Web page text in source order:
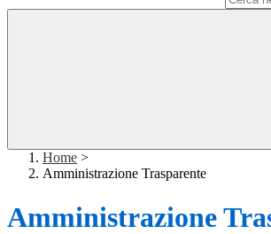
Home >
Amministrazione Trasparente
Amministrazione